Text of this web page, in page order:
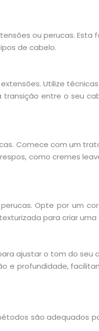
ou perucas. Esta
de cabelo.
Utilize
entre o seu
Comece com um
como cremes
Opte por um
para criar
ajustar o tom do seu
e profundidade,
são adequados